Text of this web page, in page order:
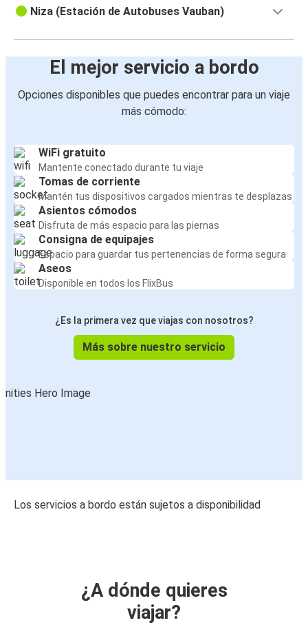
Niza (Estación de Autobuses Vauban)
El mejor servicio a bordo
Opciones disponibles que puedes encontrar para un viaje
más cómodo:
WiFi gratuito
Mantente conectado durante tu viaje
Tomas de corriente
Mantén tus dispositivos cargados mientras te desplazas
Asientos cómodos
Disfruta de más espacio para las piernas
Consigna de equipajes
Espacio para guardar tus pertenencias de forma segura
Aseos
Disponible en todos los FlixBus
¿Es la primera vez que viajas con nosotros?
Más sobre nuestro servicio
Los servicios a bordo están sujetos a disponibilidad
¿A dónde quieres
viajar?